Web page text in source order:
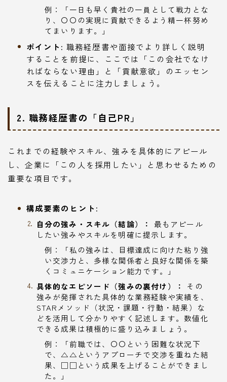
例：「一日も早く貴社の一員として戦力とな
り、〇〇の実現に貢献できるよう精一杯努め
てまいります。」
ポイント: 職務経歴書や面接でより詳しく説明
することを前提に、ここでは「この会社でなけ
ればならない理由」と「貢献意欲」のエッセン
スを伝えることに注力しましょう。
2. 職務経歴書の「自己PR」
これまでの経験やスキル、強みを具体的にアピール
し、企業に「この人を採用したい」と思わせるための
重要な項目です。
構成要素のヒント:
自分の強み・スキル（結論）：
最もアピール
したい強みやスキルを明確に提示します。
例：「私の強みは、目標達成に向けた粘り強
い交渉力と、多様な関係者と良好な関係を築
くコミュニケーション能力です。」
具体的なエピソード（強みの裏付け）：
その
強みが発揮された具体的な業務経験や実績を、
STARメソッド（状況・課題・行動・結果）な
どを活用して分かりやすく記述します。数値化
できる成果は積極的に盛り込みましょう。
例：「前職では、〇〇という困難な状況下
で、△△というアプローチで交渉を重ねた結
果、□□という成果を上げることができまし
た。」